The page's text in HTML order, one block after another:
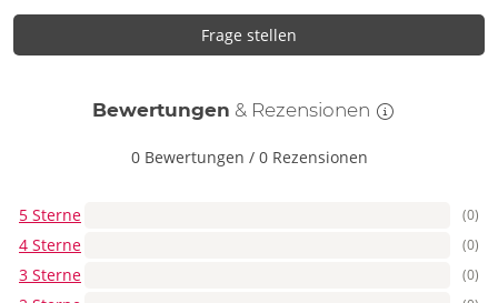
Frage stellen
Bewertungen & Rezensionen
0 Bewertungen / 0 Rezensionen
5 Sterne (0)
4 Sterne (0)
3 Sterne (0)